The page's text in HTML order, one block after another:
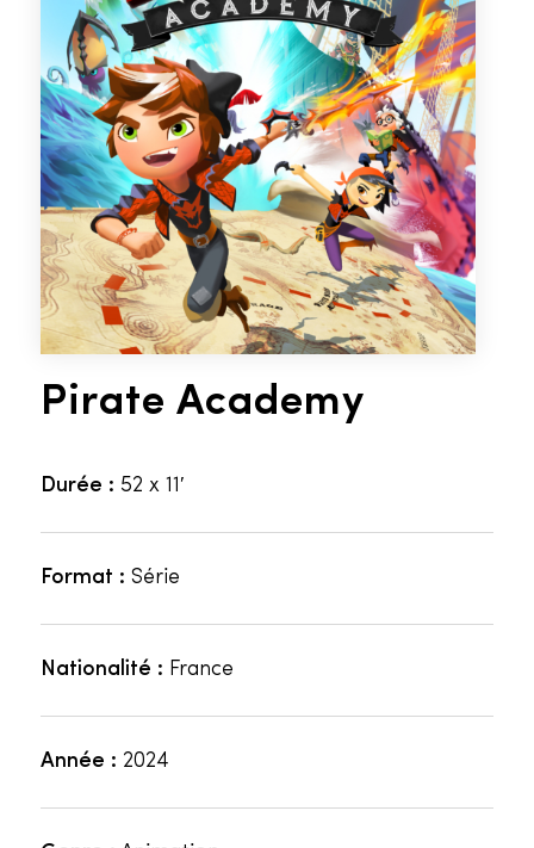
Pirate Academy
Durée : 52 x 11′
Format : Série
Nationalité : France
Année : 2024